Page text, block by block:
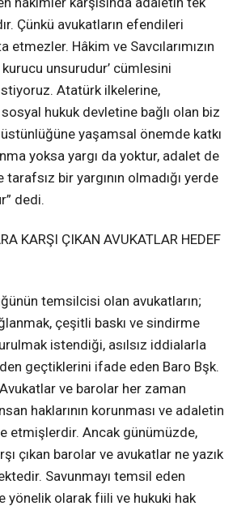
Çünkü avukatların efendileri
etmezler. Hâkim ve Savcılarımızın
kurucu unsurudur’ cümlesini
Atatürk ilkelerine,
hukuk devletine bağlı olan biz
yaşamsal önemde katkı
yoksa yargı da yoktur, adalet de
tarafsız bir yargının olmadığı yerde
dedi.
KARŞI ÇIKAN AVUKATLAR HEDEF
temsilcisi olan avukatların;
çeşitli baskı ve sindirme
istendiği, asılsız iddialarla
geçtiklerini ifade eden Baro Bşk.
ve barolar her zaman
haklarının korunması ve adaletin
etmişlerdir. Ancak günümüzde,
çıkan barolar ve avukatlar ne yazık
Savunmayı temsil eden
yönelik olarak fiili ve hukuki hak